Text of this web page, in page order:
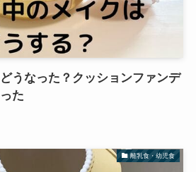
うなった？クッションファンデ
た
離乳食・幼児食